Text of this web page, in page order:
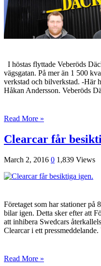
I höstas flyttade Veberöds
vägsgatan. På mer än 1 500
verkstad och bilverkstad. -Här
Håkan Andersson. Veberöds
Read More »
Clearcar får
March 2, 2016 0 1,839 Views
Företaget som har stationer på
bilar igen. Detta sker efter att
att inhibera Swedcars
Clearcar i ett
Read More »